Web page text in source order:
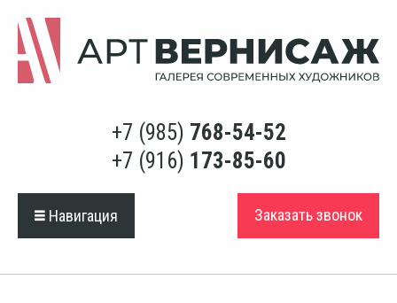
+7 (985) 768-54-52
+7 (916) 173-85-60
Навигация Заказать звонок